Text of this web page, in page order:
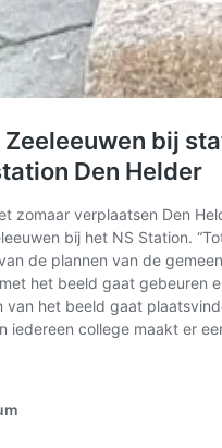
Zeeleeuwen bij
Den Helder
zomaar verplaatsen Den
bij het NS Station.
de plannen van de
het beeld gaat gebeuren
het beeld gaat
iedereen college maakt er